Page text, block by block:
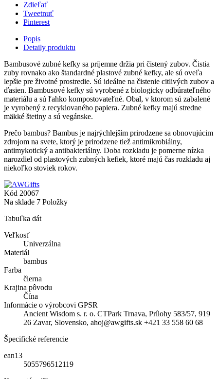
Zdieľať
Tweetnuť
Pinterest
Popis
Detaily produktu
Bambusové zubné kefky sa príjemne držia pri čistený zubov. Čistia
zuby rovnako ako štandardné plastové zubné kefky, ale sú oveľa
lepšie pre životné prostredie. Sú ideálne na čistenie citlivých zubov a
ďasien. Bambusové kefky sú vyrobené z biologicky odbúrateľného
materiálu a sú ľahko kompostovateľné. Obal, v ktorom sú zabalené
je vyrobený z recyklovaného papiera. Zubné kefky majú stredne
mäkké štetiny a sú vegánske.
Prečo bambus? Bambus je najrýchlejším prirodzene sa obnovujúcim
zdrojom na svete, ktorý je prirodzene tiež antimikrobiálny,
antimykotický a antibakteriálny. Doba rozkladu je pomerne nízka
narozdiel od plastových zubných kefiek, ktoré majú čas rozkladu aj
niekoľko stoviek rokov.
Kód 20067
Na sklade 7 Položky
Tabuľka dát
Veľkosť
Univerzálna
Materiál
bambus
Farba
čierna
Krajina pôvodu
Čína
Informácie o výrobcovi GPSR
Ancient Wisdom s. r. o. CTPark Trnava, Prílohy 583/57, 919
26 Zavar, Slovensko, ahoj@awgifts.sk +421 33 558 60 68
Špecifické referencie
ean13
5055796512119